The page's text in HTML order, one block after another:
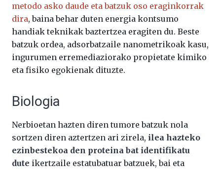
metodo asko daude eta batzuk oso eraginkorrak
dira, baina behar duten energia kontsumo
handiak teknikak baztertzea eragiten du. Beste
batzuk ordea, adsorbatzaile nanometrikoak kasu,
ingurumen erremediaziorako propietate kimiko
eta fisiko egokienak dituzte.
Biologia
Nerbioetan hazten diren tumore batzuk nola
sortzen diren aztertzen ari zirela, ilea hazteko
ezinbestekoa den proteina bat identifikatu
dute ikertzaile estatubatuar batzuek, bai eta